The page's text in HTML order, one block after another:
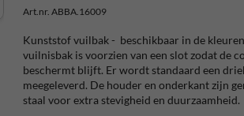
Art.nr. ABBA.16009
Kunststof vuilbak - beschikbaar in de
vuilnisbak is voorzien van een slot zodat de
beschermt blijft. Er wordt standaard een
meegeleverd. De houder en onderkant zijn
staal voor extra stevigheid en duurzaamheid.